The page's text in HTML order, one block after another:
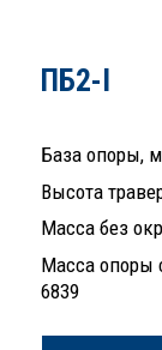
ПБ2-I
База опоры,
Высота
Масса без
Масса опоры
6839